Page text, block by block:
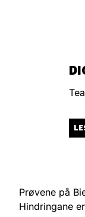
Prøvene på
Hindringane